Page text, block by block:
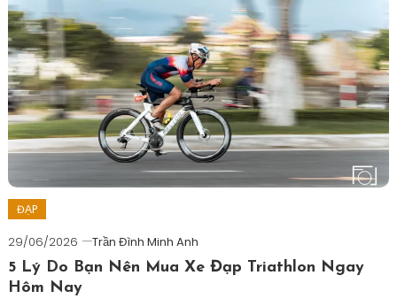
ĐẠP
29/06/2026
Trần Đình Minh Anh
5 Lý Do Bạn Nên Mua Xe Đạp Triathlon Ngay
Hôm Nay